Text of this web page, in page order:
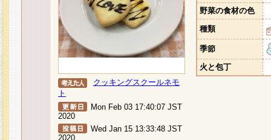
クッキングスクールネモ
ト
Mon Feb 03 17:40:07 JST
2020
Wed Jan 15 13:33:48 JST
2020
野菜の食材の色
種類
季節
火と包丁